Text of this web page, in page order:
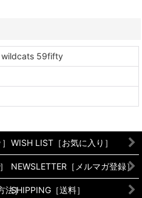
59fifty
WISH LIST［お気に入り］
NEWSLETTER［メルマガ登録］
法］
SHIPPING［送料］